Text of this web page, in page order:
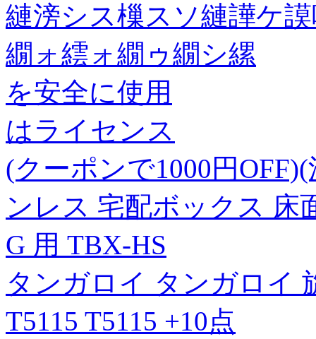
縺滂シス樔スソ縺譁ケ
繝ォ繧ォ繝ゥ繝シ縲
を安全に使用
はライセンス
(クーポンで1000円
ンレス 宅配ボックス 床
G 用 TBX-HS
タンガロイ タンガロイ
T5115 T5115 +10点